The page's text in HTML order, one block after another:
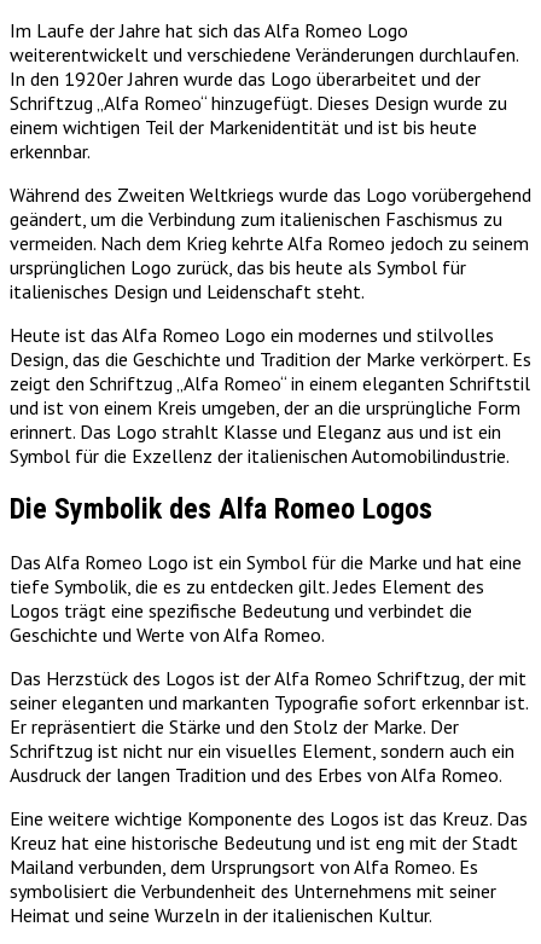
Im Laufe der Jahre hat sich das Alfa Romeo Logo
weiterentwickelt und verschiedene Veränderungen durchlaufen.
In den 1920er Jahren wurde das Logo überarbeitet und der
Schriftzug „Alfa Romeo“ hinzugefügt. Dieses Design wurde zu
einem wichtigen Teil der Markenidentität und ist bis heute
erkennbar.
Während des Zweiten Weltkriegs wurde das Logo vorübergehend
geändert, um die Verbindung zum italienischen Faschismus zu
vermeiden. Nach dem Krieg kehrte Alfa Romeo jedoch zu seinem
ursprünglichen Logo zurück, das bis heute als Symbol für
italienisches Design und Leidenschaft steht.
Heute ist das Alfa Romeo Logo ein modernes und stilvolles
Design, das die Geschichte und Tradition der Marke verkörpert. Es
zeigt den Schriftzug „Alfa Romeo“ in einem eleganten Schriftstil
und ist von einem Kreis umgeben, der an die ursprüngliche Form
erinnert. Das Logo strahlt Klasse und Eleganz aus und ist ein
Symbol für die Exzellenz der italienischen Automobilindustrie.
Die Symbolik des Alfa Romeo Logos
Das Alfa Romeo Logo ist ein Symbol für die Marke und hat eine
tiefe Symbolik, die es zu entdecken gilt. Jedes Element des
Logos trägt eine spezifische Bedeutung und verbindet die
Geschichte und Werte von Alfa Romeo.
Das Herzstück des Logos ist der Alfa Romeo Schriftzug, der mit
seiner eleganten und markanten Typografie sofort erkennbar ist.
Er repräsentiert die Stärke und den Stolz der Marke. Der
Schriftzug ist nicht nur ein visuelles Element, sondern auch ein
Ausdruck der langen Tradition und des Erbes von Alfa Romeo.
Eine weitere wichtige Komponente des Logos ist das Kreuz. Das
Kreuz hat eine historische Bedeutung und ist eng mit der Stadt
Mailand verbunden, dem Ursprungsort von Alfa Romeo. Es
symbolisiert die Verbundenheit des Unternehmens mit seiner
Heimat und seine Wurzeln in der italienischen Kultur.